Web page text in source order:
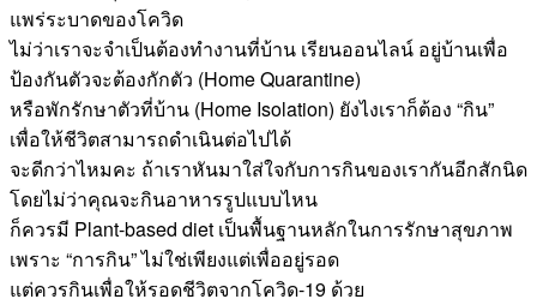
แพร่ระบาดของโควิด
ไม่ว่าเราจะจำเป็นต้องทำงานที่บ้าน เรียนออนไลน์ อยู่บ้านเพื่อ
ป้องกันตัวจะต้องกักตัว (Home Quarantine)
หรือพักรักษาตัวที่บ้าน (Home Isolation) ยังไงเราก็ต้อง “กิน”
เพื่อให้ชีวิตสามารถดำเนินต่อไปได้
จะดีกว่าไหมคะ ถ้าเราหันมาใส่ใจกับการกินของเรากันอีกสักนิด
โดยไม่ว่าคุณจะกินอาหารรูปแบบไหน
ก็ควรมี Plant-based diet เป็นพื้นฐานหลักในการรักษาสุขภาพ
เพราะ “การกิน” ไม่ใช่เพียงแต่เพื่ออยู่รอด
แต่ควรกินเพื่อให้รอดชีวิตจากโควิด-19 ด้วย